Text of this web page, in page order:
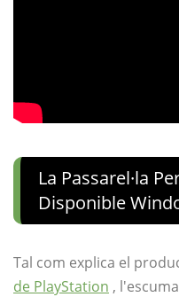
La Passarel·la
Disponible
Tal com explica el
de PlayStation ,